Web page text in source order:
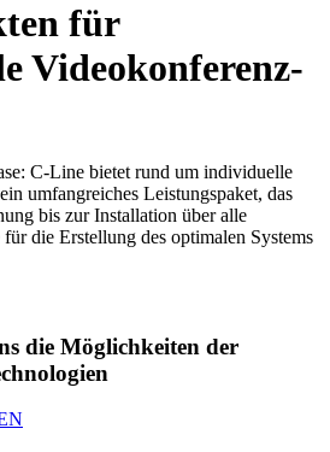
für
Videokonferenz­
C-Line bietet rund um individuelle
umfangreiches Leistungspaket, das
bis zur Installation über alle
die Erstellung des optimalen Systems
die Möglichkeiten der